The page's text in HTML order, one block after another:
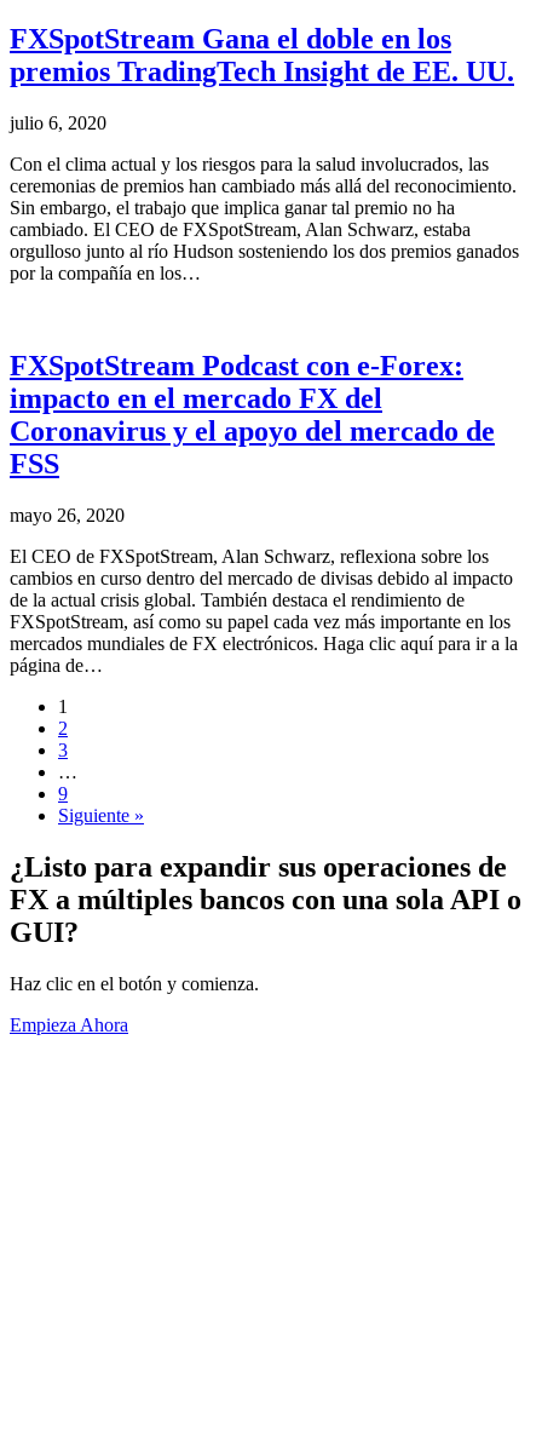
FXSpotStream Gana el doble en los
premios TradingTech Insight de EE. UU.
julio 6, 2020
Con el clima actual y los riesgos para la salud involucrados, las
ceremonias de premios han cambiado más allá del reconocimiento.
Sin embargo, el trabajo que implica ganar tal premio no ha
cambiado. El CEO de FXSpotStream, Alan Schwarz, estaba
orgulloso junto al río Hudson sosteniendo los dos premios ganados
por la compañía en los…
FXSpotStream Podcast con e-Forex:
impacto en el mercado FX del
Coronavirus y el apoyo del mercado de
FSS
mayo 26, 2020
El CEO de FXSpotStream, Alan Schwarz, reflexiona sobre los
cambios en curso dentro del mercado de divisas debido al impacto
de la actual crisis global. También destaca el rendimiento de
FXSpotStream, así como su papel cada vez más importante en los
mercados mundiales de FX electrónicos. Haga clic aquí para ir a la
página de…
1
2
3
…
9
Siguiente »
¿Listo para expandir sus operaciones de
FX a múltiples bancos con una sola API o
GUI?
Haz clic en el botón y comienza.
Empieza Ahora